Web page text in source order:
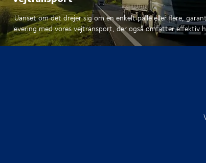
Uanset om det drejer sig om en enkelt palle eller flere,
levering med vores vejtransport, der også omfatter effektiv